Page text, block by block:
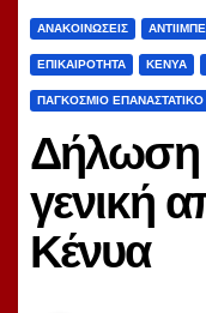
ΑΝΑΚΟΙΝΏΣΕΙΣ
ΕΠΙΚΑΙΡΌΤΗΤΑ ΚΈΝΥΑ
ΠΑΓΚΌΣΜΙΟ
Δήλωση
γενική
Κένυα